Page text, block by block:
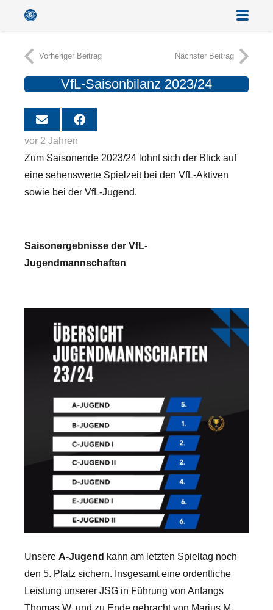
Vorheriger Beitrag Nächster Beitrag
VfL-Saisonbilanz 2023/24
vor 2 Jahren
Zum Saisonende 2023/24 lohnt sich der Blick auf
eine sehenswerte Spielzeit bei den VfL-Aktiven
sowie bei der VfL-Jugend.
Saisonergebnisse der VfL-
Jugendmannschaften
Unsere A-Jugend kann am letzten Spieltag noch
den 5. Platz sichern. Insgesamt eine ordentliche
Leistung unserer JSG in Führung von Anfangs
Thomas W. und zu Ende gebracht von Marius M.